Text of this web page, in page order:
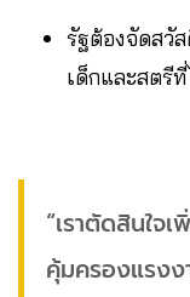
รัฐต้องจัดสวั
เด็กและสตรี
“เราตัดสินใจ
คุ้มครองแรงง